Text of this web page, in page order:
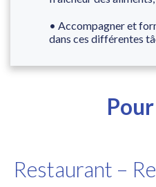
• Accompagner et
dans ces différentes
Restaurant –